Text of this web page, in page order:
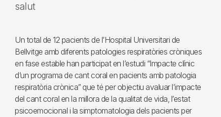
salut
Un total de 12 pacients de l’Hospital Universitari de
Bellvitge amb diferents patologies respiratòries cròniques
en fase estable han participat en l’estudi “Impacte clínic
d’un programa de cant coral en pacients amb patologia
respiratòria crònica” que té per objectiu avaluar l’impacte
del cant coral en la millora de la qualitat de vida, l’estat
psicoemocional i la simptomatologia dels pacients per